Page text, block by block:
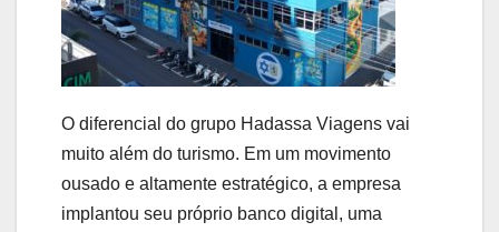
O diferencial do grupo Hadassa Viagens vai
muito além do turismo. Em um movimento
ousado e altamente estratégico, a empresa
implantou seu próprio banco digital, uma